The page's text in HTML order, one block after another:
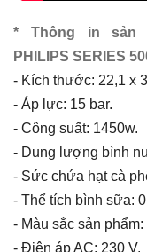
* Thông in sản
PHILIPS SERIES
- Kích thước: 22,1 x
- Áp lực: 15 bar.
- Công suất: 1450w.
- Dung lượng bình
- Sức chứa hạt cà
- Thể tích bình sữa:
- Màu sắc sản phẩm:
- Điện áp AC: 230 V.